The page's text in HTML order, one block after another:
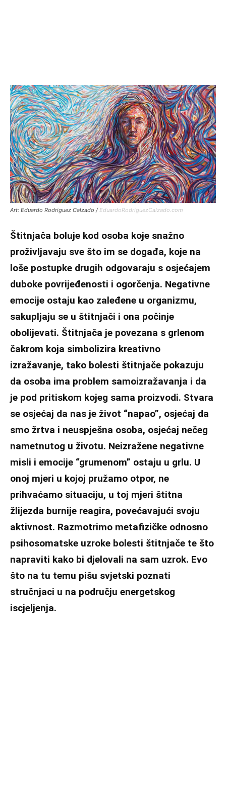
Art: Eduardo Rodriguez Calzado /EduardoRodriguezCalzado.com
Štitnjača boluje kod osoba koje snažno
proživljavaju sve što im se događa, koje na
loše postupke drugih odgovaraju s osjećajem
duboke povrijeđenosti i ogorčenja. Negativne
emocije ostaju kao zaleđene u organizmu,
sakupljaju se u štitnjači i ona počinje
obolijevati. Štitnjača je povezana s grlenom
čakrom koja simbolizira kreativno
izražavanje, tako bolesti štitnjače pokazuju
da osoba ima problem samoizražavanja i da
je pod pritiskom kojeg sama proizvodi. Stvara
se osjećaj da nas je život “napao”, osjećaj da
smo žrtva i neuspješna osoba, osjećaj nečeg
nametnutog u životu. Neizražene negativne
misli i emocije “grumenom” ostaju u grlu. U
onoj mjeri u kojoj pružamo otpor, ne
prihvaćamo situaciju, u toj mjeri štitna
žlijezda burnije reagira, povećavajući svoju
aktivnost. Razmotrimo metafizičke odnosno
psihosomatske uzroke bolesti štitnjače te što
napraviti kako bi djelovali na sam uzrok. Evo
što na tu temu pišu svjetski poznati
stručnjaci u na području energetskog
iscjeljenja.